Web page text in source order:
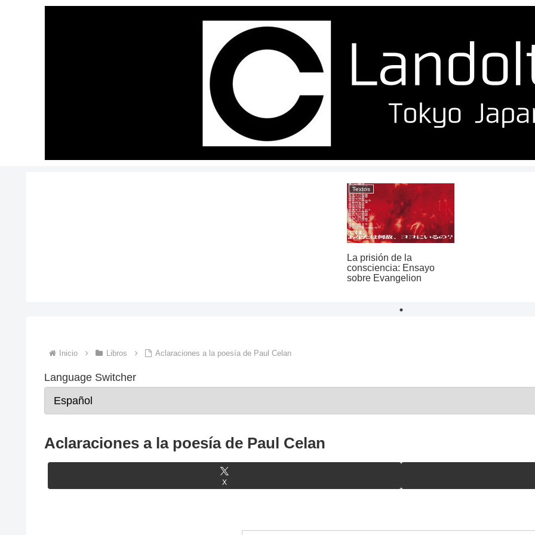
Textos
La prisión de la
consciencia: Ensayo
sobre Evangelion
Inicio Libros ​Aclaraciones a la poesía de Paul Celan
Language Switcher
​Aclaraciones a la poesía de Paul Celan
X